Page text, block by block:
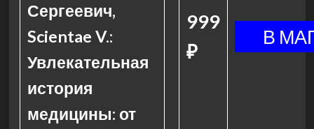
Сергеевич,
Scientae V.:
Увлекательная
история
медицины: от
999
₽